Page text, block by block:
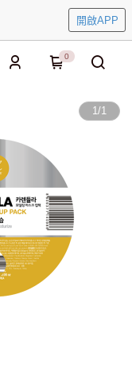
開啟APP
0
1/1